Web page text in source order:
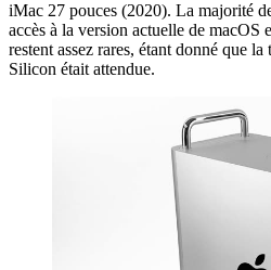
iMac 27 pouces (2020). La majorité
accès à la version actuelle de macOS
restent assez rares, étant donné que
Silicon était attendue.